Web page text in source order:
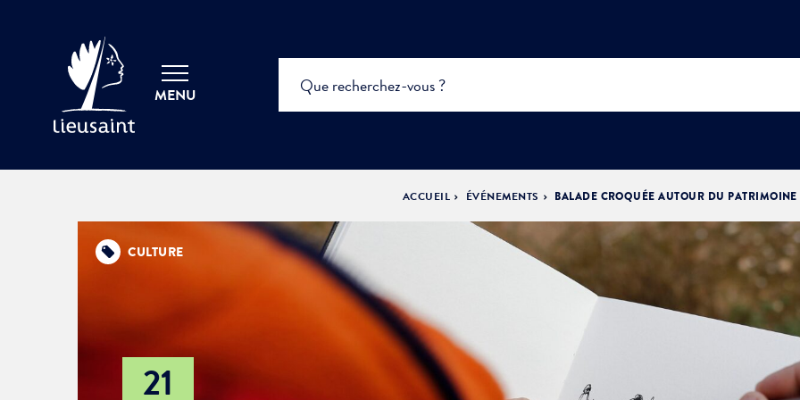
MENU
ACTUALITÉS &
ÉVÈNEMENTS
DÉMOCRATIE
PARTICIPATIVE
ACCUEIL ÉVÉNEMENTS BALADE CROQUÉE AUTOUR DU PATRIMOINE
CULTURE
21